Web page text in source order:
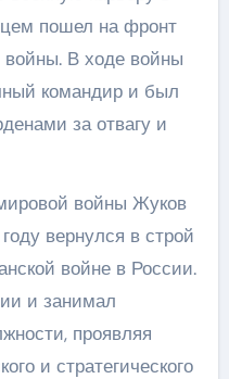
пошел на фронт
В ходе войны
командир и был
за отвагу и
войны Жуков
вернулся в строй
войне в России.
и занимал
проявляя
и стратегического